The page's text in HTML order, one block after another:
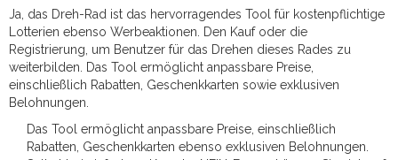
Ja, das Dreh-Rad ist das hervorragendes Tool für kostenpflichtige
Lotterien ebenso Werbeaktionen. Den Kauf oder die
Registrierung, um Benutzer für das Drehen dieses Rades zu
weiterbilden. Das Tool ermöglicht anpassbare Preise,
einschließlich Rabatten, Geschenkkarten sowie exklusiven
Belohnungen.
Das Tool ermöglicht anpassbare Preise, einschließlich
Rabatten, Geschenkkarten ebenso exklusiven Belohnungen.